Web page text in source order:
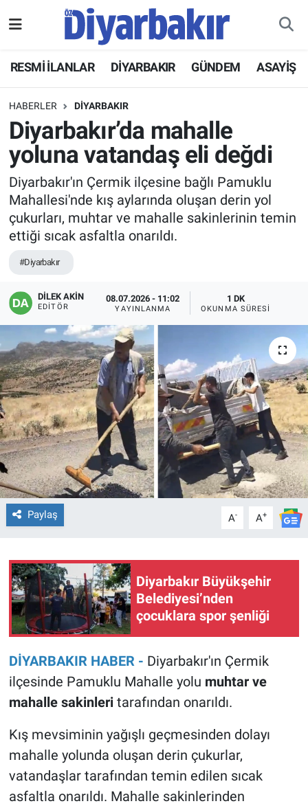
RESMİ İLANLAR DİYARBAKIR GÜNDEM ASAYİŞ
HABERLER DİYARBAKIR
Diyarbakır’da mahalle
yoluna vatandaş eli değdi
Diyarbakır'ın Çermik ilçesine bağlı Pamuklu
Mahallesi'nde kış aylarında oluşan derin yol
çukurları, muhtar ve mahalle sakinlerinin temin
ettiği sıcak asfaltla onarıldı.
#Diyarbakır
DİLEK AKİN
EDITÖR
08.07.2026 - 11:02
YAYINLANMA
1 DK
OKUNMA SÜRESI
Paylaş A- A+
Diyarbakır Büyükşehir
Belediyesi’nden
çocuklara spor şenliği
DİYARBAKIR HABER - Diyarbakır'ın Çermik
ilçesinde Pamuklu Mahalle yolu muhtar ve
mahalle sakinleri tarafından onarıldı.
Kış mevsiminin yağışlı geçmesinden dolayı
mahalle yolunda oluşan derin çukurlar,
vatandaşlar tarafından temin edilen sıcak
asfaltla onarıldı. Mahalle sakinlerinden
ASAYİŞ
DİYARBAKIR
EKONOMİ
GÜNDEM
BÖLGE
DÜNYA
KÜLTÜR SANAT
EĞİTİM
ÖZEL HABER
POLİTİKA
SAĞLIK
SPOR
TEKNOLOJİ
Hava Durumu
Namaz Vakitleri
Trafik Durumu
Süper Lig Puan Durumu ve Fikstür
Tüm Manşetler
Son Dakika Haberleri
Haber Arşivi